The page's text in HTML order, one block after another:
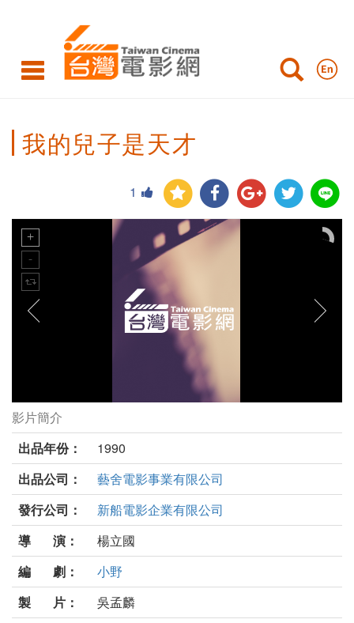
我的兒子是天才
1
我的兒子是天才劇照
影片簡介
出品年份：
1990
出品公司：
藝舍電影事業有限公司
發行公司：
新船電影企業有限公司
導 演：
楊立國
編 劇：
小野
製 片：
吳孟麟